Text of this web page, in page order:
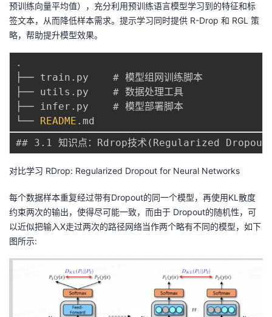
预训练向量平均值），充分利用预训练语言模型学习到的特征和标
签文本，从而降低样本需求。提示学习同时提供 R-Drop 和 RGL 策
略，帮助提升模型效果。
.
├── train . py    # 模型组网训练脚本
├── utils . py    # 数据处理工具
├── infer . py    # 模型部署脚本
└──
README .
对比学习 RDrop: Regularized Dropout for Neural Networks
每个数据样本重复经过带有Dropout的同一个模型，再使用KL散度
约束两次的输出，使得尽可能一致，而由于 Dropout的随机性，可
以近似把输入X走过两次的路径网络当作两个略有不同的模型，如下
图所示: